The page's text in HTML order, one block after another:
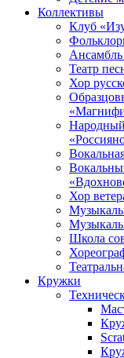
Коллективы
Клуб
Ансамбль
Театр
Хор
Народный
Хор
Школа
Кружки